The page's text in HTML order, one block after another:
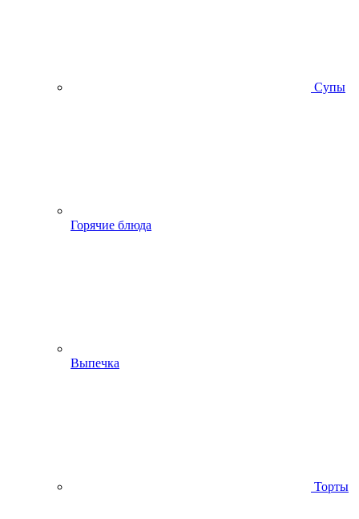
Супы
Горячие блюда
Выпечка
Торты